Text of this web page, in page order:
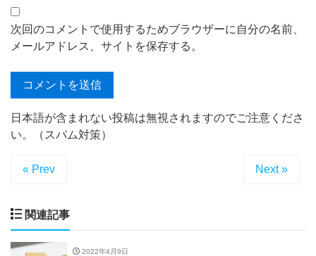
次回のコメントで使用するためブラウザーに自分の名前、
メールアドレス、サイトを保存する。
日本語が含まれない投稿は無視されますのでご注意くださ
い。（スパム対策）
« Prev Next »
関連記事
2022年4月9日